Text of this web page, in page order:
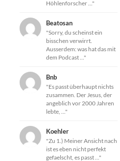
Höhlenforscher ..."
Beatosan
"Sorry, du scheinst ein
bisschen verwirrt.
Ausserdem: was hat das mit
dem Podcast ..."
Bnb
"Es passt überhaupt nichts
zusammen. Der Jesus, der
angeblich vor 2000 Jahren
lebte, ..."
Koehler
"Zu 1.) Meiner Ansicht nach
ist es eben nicht perfekt
gefaelscht, es passt ..."